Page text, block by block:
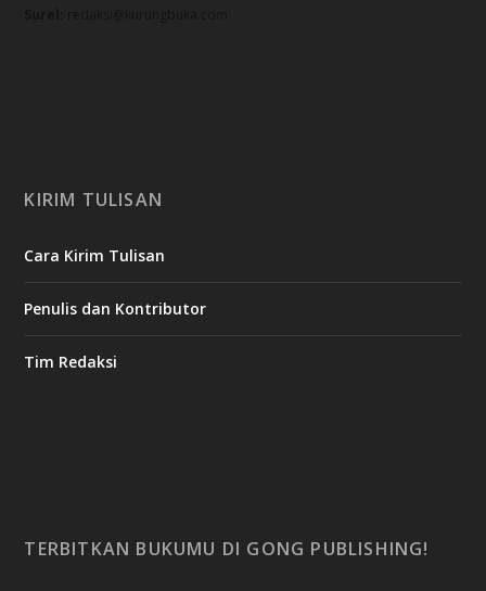
KIRIM TULISAN
Cara Kirim Tulisan
Penulis dan Kontributor
Tim Redaksi
TERBITKAN BUKUMU DI GONG PUBLISHING!